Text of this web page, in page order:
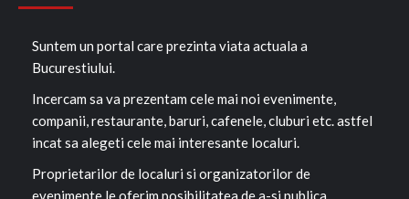
Suntem un portal care prezinta viata actuala a
Bucurestiului.
Incercam sa va prezentam cele mai noi evenimente,
companii, restaurante, baruri, cafenele, cluburi etc. astfel
incat sa alegeti cele mai interesante localuri.
Proprietarilor de localuri si organizatorilor de
evenimente le oferim posibilitatea de a-si publica